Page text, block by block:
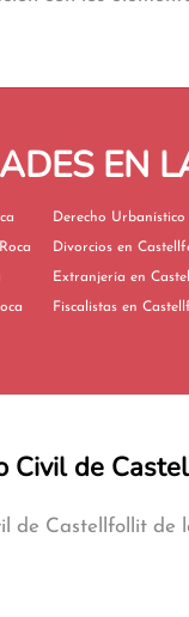
EN
la Roca
Roca
Divorcios en
Extranjería
Fiscalistas en
Civil de
de Castellfollit de